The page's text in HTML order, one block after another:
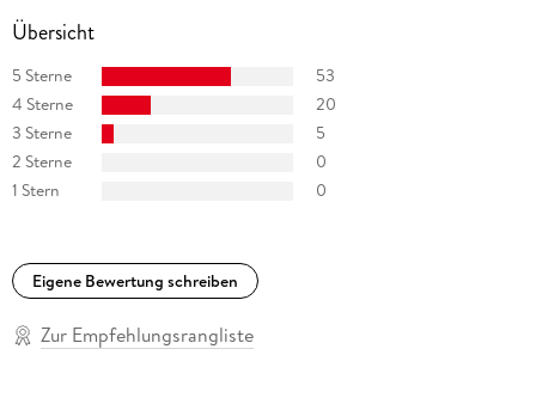
Übersicht
5 Sterne
53
4 Sterne
20
3 Sterne
5
2 Sterne
0
1 Stern
0
Eigene Bewertung schreiben
Zur Empfehlungsrangliste